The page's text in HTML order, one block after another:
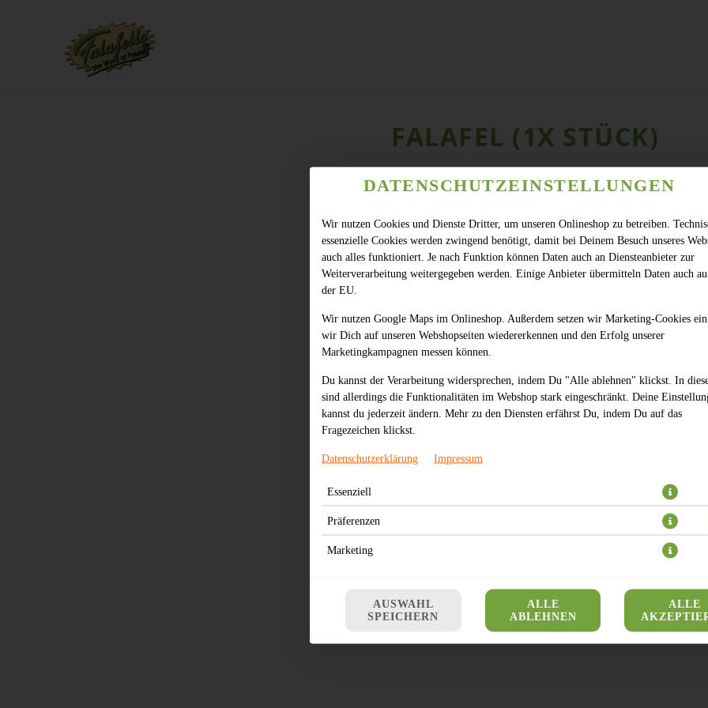
FALAFEL (1X STÜCK)
* Die Preise können nach Auswahl des Stores variieren.
DATENSCHUTZEINSTELLUNGEN
Wir nutzen Cookies und Dienste Dritter, um unseren Onlineshop zu betreiben.
essenzielle Cookies werden zwingend benötigt, damit bei Deinem Besuch unseres
auch alles funktioniert. Je nach Funktion können Daten auch an Diensteanbieter zur
Weiterverarbeitung weitergegeben werden. Einige Anbieter übermitteln Daten auch
der EU.
Wir nutzen Google Maps im Onlineshop. Außerdem setzen wir Marketing-Cookies
wir Dich auf unseren Webshopseiten wiedererkennen und den Erfolg unserer
Marketingkampagnen messen können.
Du kannst der Verarbeitung widersprechen, indem Du "Alle ablehnen" klickst. In
sind allerdings die Funktionalitäten im Webshop stark eingeschränkt. Deine
kannst du jederzeit ändern. Mehr zu den Diensten erfährst Du, indem Du auf das
Fragezeichen klickst.
Datenschutzerklärung Impressum
Essenziell
Präferenzen
Marketing
AUSWAHL
SPEICHERN
ALLE
ABLEHNEN
ALLE